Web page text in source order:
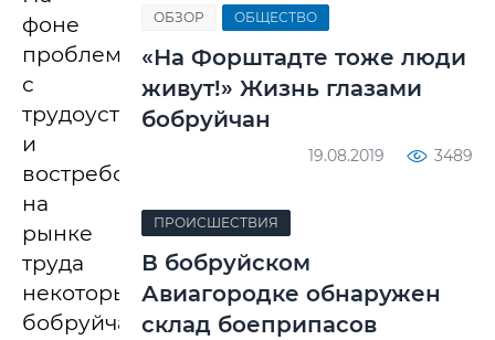
фоне
проблем
с
трудоустройством
и
востребованностью
на
рынке
труда
некоторые
бобруйчане
ОБЗОР ОБЩЕСТВО
«На Форштадте тоже люди
живут!» Жизнь глазами
бобруйчан
19.08.2019 3489
ПРОИСШЕСТВИЯ
В бобруйском
Авиагородке обнаружен
склад боеприпасов